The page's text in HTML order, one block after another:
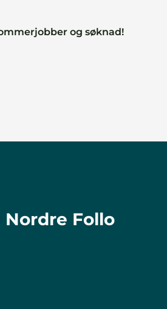
og søknad!
Nordre Follo